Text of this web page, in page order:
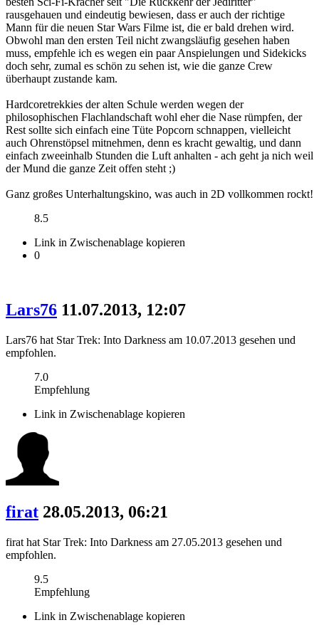
rausgehauen und eindeutig bewiesen, dass er auch der richtige
Mann für die neuen Star Wars Filme ist, die er bald drehen wird.
Obwohl man den ersten Teil nicht zwangsläufig gesehen haben
muss, empfehle ich es wegen ein paar Anspielungen und Sidekicks
doch sehr, zumal es schön zu sehen ist, wie die ganze Crew
überhaupt zustande kam.
Hardcoretrekkies der alten Schule werden wegen der
philosophischen Flachlandschaft wohl eher die Nase rümpfen, der
Rest sollte sich einfach eine Tüte Popcorn schnappen, vielleicht
auch Ohrenstöpsel mitnehmen, denn es kracht gewaltig, und dann
einfach zweeinhalb Stunden die Luft anhalten - ach geht ja nich weil
der Mund die ganze Zeit offen steht ;)
Ganz großes Unterhaltungskino, was auch in 2D vollkommen rockt!
8.5
Link in Zwischenablage kopieren
0
Lars76 11.07.2013, 12:07
Lars76 hat Star Trek: Into Darkness am 10.07.2013 gesehen und
empfohlen.
7.0
Empfehlung
Link in Zwischenablage kopieren
firat 28.05.2013, 06:21
firat hat Star Trek: Into Darkness am 27.05.2013 gesehen und
empfohlen.
9.5
Empfehlung
Link in Zwischenablage kopieren